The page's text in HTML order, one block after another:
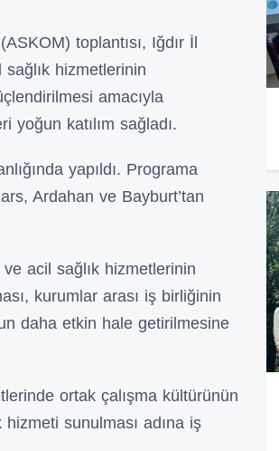
toplantısı, Iğdır İl
hizmetlerinin
amacıyla
yoğun katılım sağladı.
yapıldı. Programa
Ardahan ve Bayburt’tan
acil sağlık hizmetlerinin
kurumlar arası iş birliğinin
daha etkin hale getirilmesine
ortak çalışma kültürünün
sunulması adına iş